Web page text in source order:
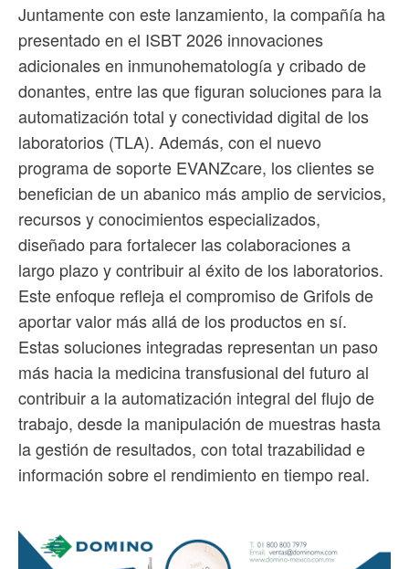
Juntamente con este lanzamiento, la compañía ha
presentado en el ISBT 2026 innovaciones
adicionales en inmunohematología y cribado de
donantes, entre las que figuran soluciones para la
automatización total y conectividad digital de los
laboratorios (TLA). Además, con el nuevo
programa de soporte EVANZcare, los clientes se
benefician de un abanico más amplio de servicios,
recursos y conocimientos especializados,
diseñado para fortalecer las colaboraciones a
largo plazo y contribuir al éxito de los laboratorios.
Este enfoque refleja el compromiso de Grifols de
aportar valor más allá de los productos en sí.
Estas soluciones integradas representan un paso
más hacia la medicina transfusional del futuro al
contribuir a la automatización integral del flujo de
trabajo, desde la manipulación de muestras hasta
la gestión de resultados, con total trazabilidad e
información sobre el rendimiento en tiempo real.